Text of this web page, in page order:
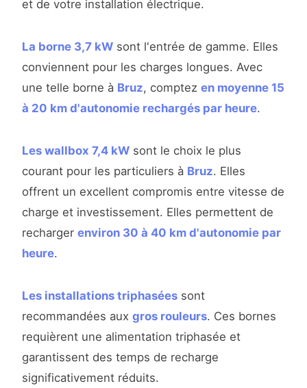
et de votre installation électrique.
La borne 3,7 kW sont l'entrée de gamme. Elles
conviennent pour les charges longues. Avec
une telle borne à Bruz, comptez en moyenne 15
à 20 km d'autonomie rechargés par heure.
Les wallbox 7,4 kW sont le choix le plus
courant pour les particuliers à Bruz. Elles
offrent un excellent compromis entre vitesse de
charge et investissement. Elles permettent de
recharger environ 30 à 40 km d'autonomie par
heure.
Les installations triphasées sont
recommandées aux gros rouleurs. Ces bornes
requièrent une alimentation triphasée et
garantissent des temps de recharge
significativement réduits.